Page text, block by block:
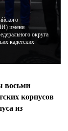
имени
округа
кадетских
восьми
корпусов
из